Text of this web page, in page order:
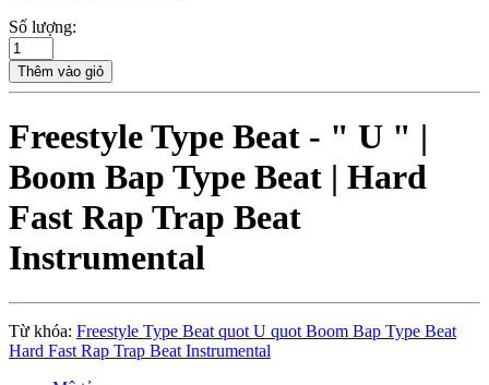
Số lượng:
Thêm vào giỏ
Freestyle Type Beat - " U " |
Boom Bap Type Beat | Hard
Fast Rap Trap Beat
Instrumental
Từ khóa: Freestyle Type Beat quot U quot Boom Bap Type Beat
Hard Fast Rap Trap Beat Instrumental